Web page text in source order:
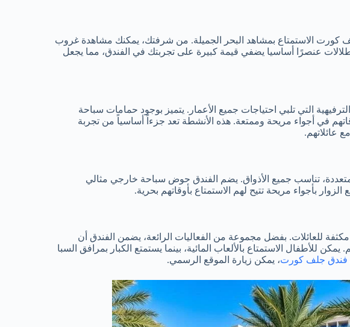
كورت الاستمتاع بمشاهد البحر الجميلة. من شرفتك، يمكنك مشاهدة غروب
عنصرًا أساسيا يضفي قيمة كبيرة على تجربتك في الفندق، مما يجعل
التي تلبي احتياجات جميع الأعمار. يتميز بوجود حمامات سباحة
في أجواء مريحة وممتعة. هذه الأنشطة تعد جزءاً أساسياً من تجربة
عائلاتهم.
تناسب جميع الأذواق. يضم الفندق حوض سباحة خارجي مثالي
بأجواء مريحة تتيح لهم الاستمتاع بأوقاتهم بحرية.
للعائلات. بفضل مجموعة من الفعاليات الرائعة، يضمن الفندق أن
للأطفال الاستمتاع بالألعاب المائية، بينما يستمتع الكبار بمرافق السبا
فندق جلف كورت، يمكن زيارة الموقع الرسمي.